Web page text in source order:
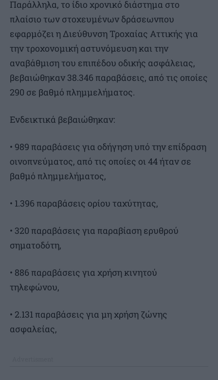
Παράλληλα, το ίδιο χρονικό διάστημα στο
πλαίσιο των στοχευμένων δράσεωνπου
εφαρμόζει η Διεύθυνση Τροχαίας Αττικής για
την τροχονομική αστυνόμευση και την
αναβάθμιση του επιπέδου οδικής ασφάλειας,
βεβαιώθηκαν 38.346 παραβάσεις, από τις οποίες
290 σε βαθμό πλημμελήματος.
Ενδεικτικά βεβαιώθηκαν:
• 989 παραβάσεις για οδήγηση υπό την επίδραση
οινοπνεύματος, από τις οποίες οι 44 ήταν σε
βαθμό πλημμελήματος,
• 1.396 παραβάσεις ορίου ταχύτητας,
• 320 παραβάσεις για παραβίαση ερυθρού
σηματοδότη,
• 886 παραβάσεις για χρήση κινητού
τηλεφώνου,
• 2.131 παραβάσεις για μη χρήση ζώνης
ασφαλείας,